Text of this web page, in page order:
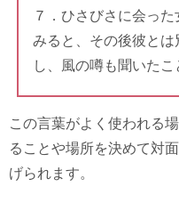
７．ひさびさに会っ
みると、その後彼と
し、風の噂も聞いたこ
この言葉がよく使われる
ることや場所を決めて対
げられます。